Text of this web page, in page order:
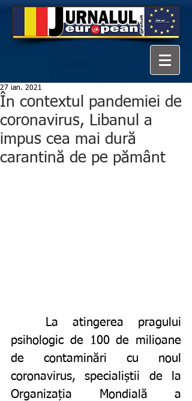
În contextul pandemiei de
coronavirus, Libanul a
impus cea mai dură
carantină de pe pământ
27 ian. 2021
psihologic de 100 de milioane
de contaminări cu noul
coronavirus, specialiștii de la
Organizația Mondială a